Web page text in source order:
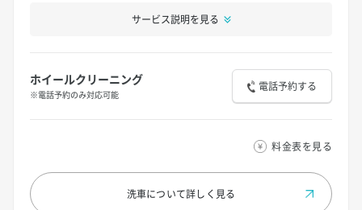
サービス説明を見る
ホイールクリーニング
※電話予約のみ対応可能
電話予約する
料金表を見る
洗車について詳しく見る